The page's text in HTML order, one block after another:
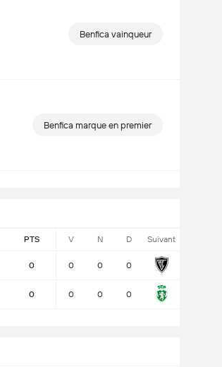
Benfica vainqueur
Benfica marque en premier
PTS V N D Suivant
0 0 0 0
0 0 0 0